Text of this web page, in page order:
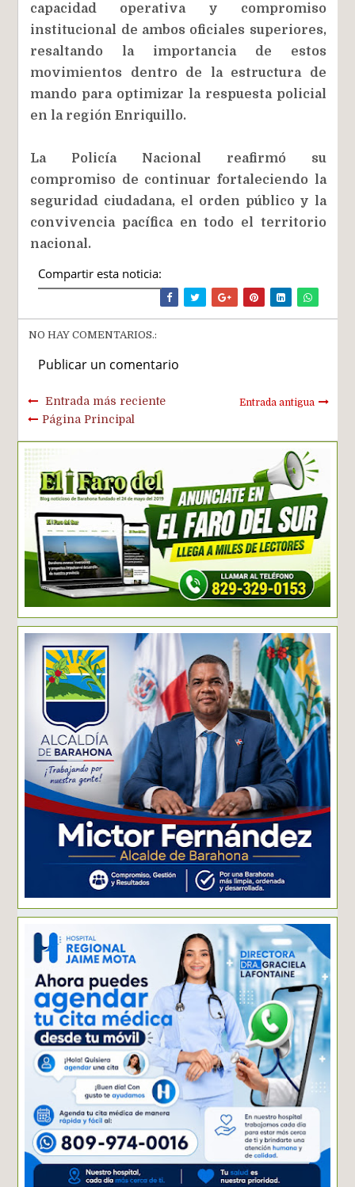
capacidad operativa y compromiso
institucional de ambos oficiales superiores,
resaltando la importancia de estos
movimientos dentro de la estructura de
mando para optimizar la respuesta policial
en la región Enriquillo.
La Policía Nacional reafirmó su
compromiso de continuar fortaleciendo la
seguridad ciudadana, el orden público y la
convivencia pacífica en todo el territorio
nacional.
Compartir esta noticia:
NO HAY COMENTARIOS.:
Publicar un comentario
Entrada más reciente Entrada antigua
Página Principal